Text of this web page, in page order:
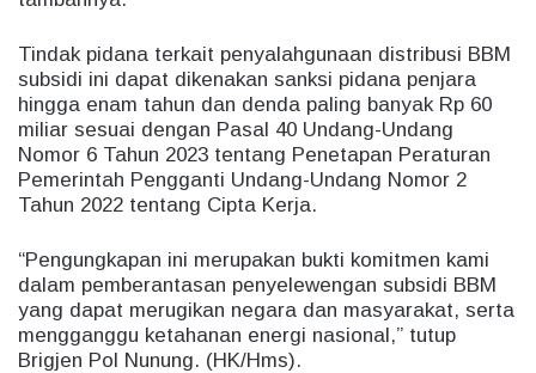
Tindak pidana terkait penyalahgunaan distribusi BBM
subsidi ini dapat dikenakan sanksi pidana penjara
hingga enam tahun dan denda paling banyak Rp 60
miliar sesuai dengan Pasal 40 Undang-Undang
Nomor 6 Tahun 2023 tentang Penetapan Peraturan
Pemerintah Pengganti Undang-Undang Nomor 2
Tahun 2022 tentang Cipta Kerja.
“Pengungkapan ini merupakan bukti komitmen kami
dalam pemberantasan penyelewengan subsidi BBM
yang dapat merugikan negara dan masyarakat, serta
mengganggu ketahanan energi nasional,” tutup
Brigjen Pol Nunung. (HK/Hms).